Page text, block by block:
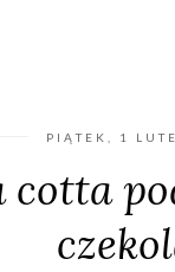
PIĄTEK, 1